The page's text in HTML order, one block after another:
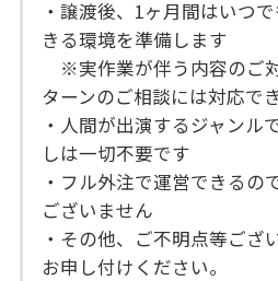
・譲渡後、1ヶ月間はいつ
きる環境を準備します
※実作業が伴う内容のご
ターンのご相談には対応で
・人間が出演するジャンル
しは一切不要です
・フル外注で運営できるの
ございません
・その他、ご不明点等ござ
お申し付けください。